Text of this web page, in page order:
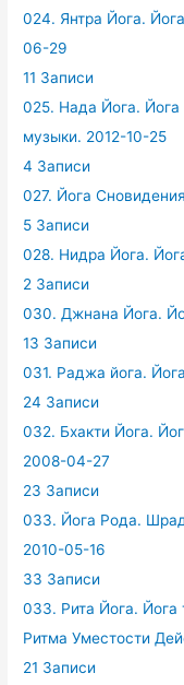
024. Янтра Йога.
06-29
11 Записи
025. Нада Йога. Йога
музыки. 2012-10-25
4 Записи
027. Йога
5 Записи
028. Нидра Йога.
2 Записи
030. Джнана Йога.
13 Записи
031. Раджа йога.
24 Записи
032. Бхакти Йога.
2008-04-27
23 Записи
033. Йога Рода.
2010-05-16
33 Записи
033. Рита Йога. Йога
Ритма Уместости
21 Записи